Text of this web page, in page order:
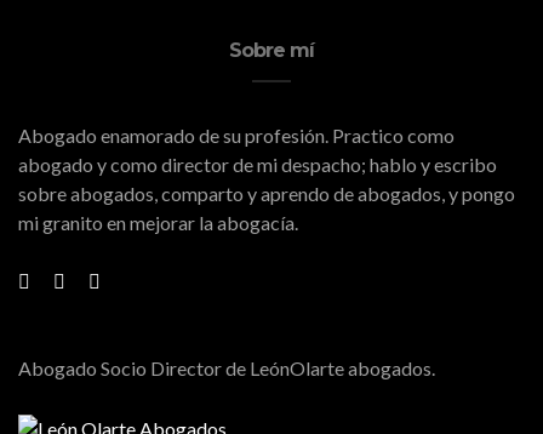
Sobre mí
Abogado enamorado de su profesión. Practico como
abogado y como director de mi despacho; hablo y escribo
sobre abogados, comparto y aprendo de abogados, y pongo
mi granito en mejorar la abogacía.
Abogado Socio Director de LeónOlarte abogados.